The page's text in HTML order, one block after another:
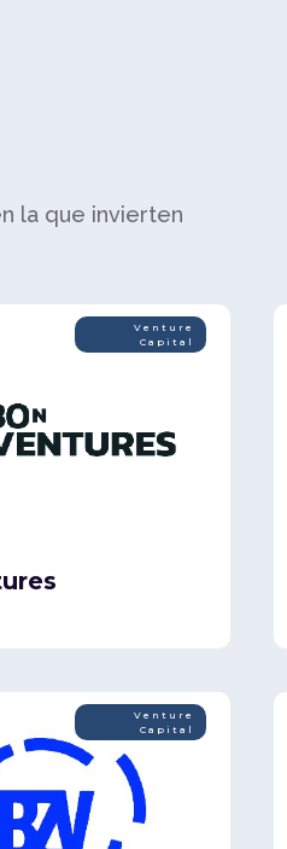
la que invierten
Venture
Capital
Venture
Capital